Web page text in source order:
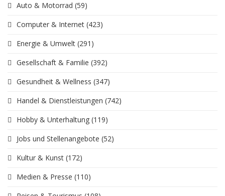
Auto & Motorrad (59)
Computer & Internet (423)
Energie & Umwelt (291)
Gesellschaft & Familie (392)
Gesundheit & Wellness (347)
Handel & Dienstleistungen (742)
Hobby & Unterhaltung (119)
Jobs und Stellenangebote (52)
Kultur & Kunst (172)
Medien & Presse (110)